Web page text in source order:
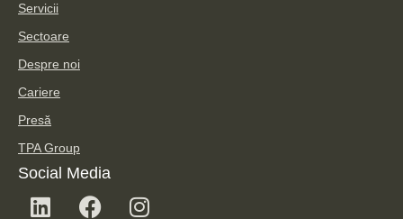
Servicii
Sectoare
Despre noi
Cariere
Presă
TPA Group
Social Media